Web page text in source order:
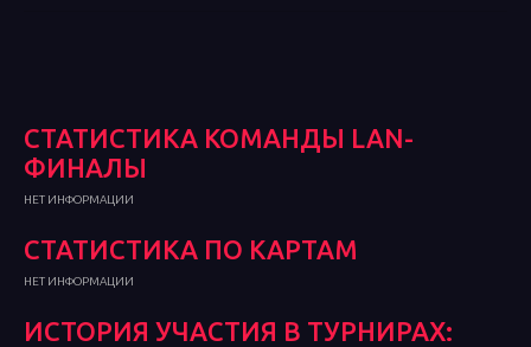
СТАТИСТИКА КОМАНДЫ LAN-
ФИНАЛЫ
НЕТ ИНФОРМАЦИИ
СТАТИСТИКА ПО КАРТАМ
НЕТ ИНФОРМАЦИИ
ИСТОРИЯ УЧАСТИЯ В ТУРНИРАХ: